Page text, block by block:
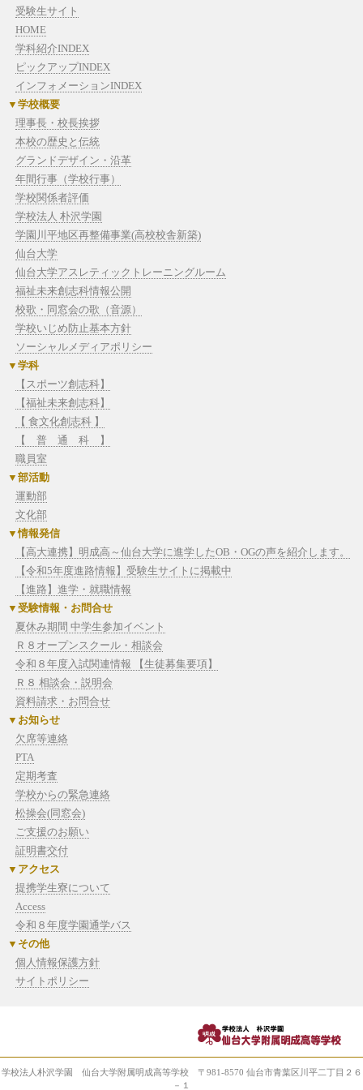
受験生サイト
HOME
学科紹介INDEX
ピックアップINDEX
インフォメーションINDEX
学校概要
理事長・校長挨拶
本校の歴史と伝統
グランドデザイン・沿革
年間行事（学校行事）
学校関係者評価
学校法人 朴沢学園
学園川平地区再整備事業(高校校舎新築)
仙台大学
仙台大学アスレティックトレーニングルーム
福祉未来創志科情報公開
校歌・同窓会の歌（音源）
学校いじめ防止基本方針
ソーシャルメディアポリシー
学科
【スポーツ創志科】
【福祉未来創志科】
【 食文化創志科 】
【 普 通 科 】
職員室
部活動
運動部
文化部
情報発信
【高大連携】明成高～仙台大学に進学したOB・OGの声を紹介します。
【令和5年度進路情報】受験生サイトに掲載中
【進路】進学・就職情報
受験情報・お問合せ
夏休み期間 中学生参加イベント
Ｒ８オープンスクール・相談会
令和８年度入試関連情報 【生徒募集要項】
Ｒ８ 相談会・説明会
資料請求・お問合せ
お知らせ
欠席等連絡
PTA
定期考査
学校からの緊急連絡
松操会(同窓会)
ご支援のお願い
証明書交付
アクセス
提携学生寮について
Access
令和８年度学園通学バス
その他
個人情報保護方針
サイトポリシー
学校法人朴沢学園 仙台大学附属明成高等学校 〒981-8570 仙台市青葉区川平二丁目２６
－１